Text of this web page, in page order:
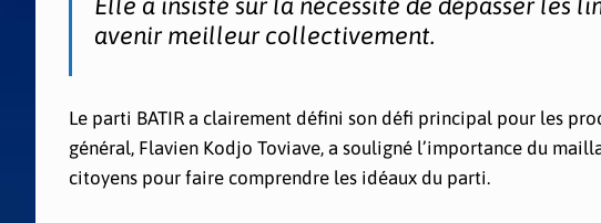
avenir meilleur collectivement.
Le parti BATIR a clairement défini son défi principal pour les
général, Flavien Kodjo Toviave, a souligné l’importance du
citoyens pour faire comprendre les idéaux du parti.